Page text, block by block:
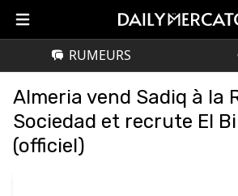
RUMEURS
Almeria vend Sadiq à la
Sociedad et recrute El
(officiel)